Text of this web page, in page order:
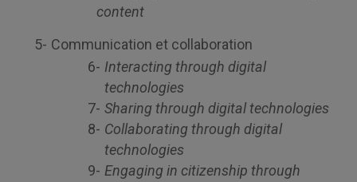
content
Communication et collaboration
Interacting through digital
technologies
Sharing through digital technologies
Collaborating through digital
technologies
Engaging in citizenship through